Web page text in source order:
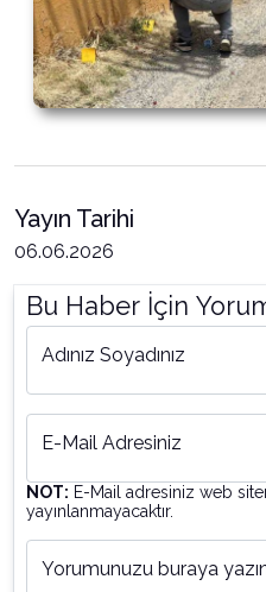
Yayın Tarihi
06.06.2026
Bu Haber İçin
Adınız Soyadınız
E-Mail Adresiniz
NOT: E-Mail adresiniz web
yayınlanmayacaktır.
Yorumunuzu buraya